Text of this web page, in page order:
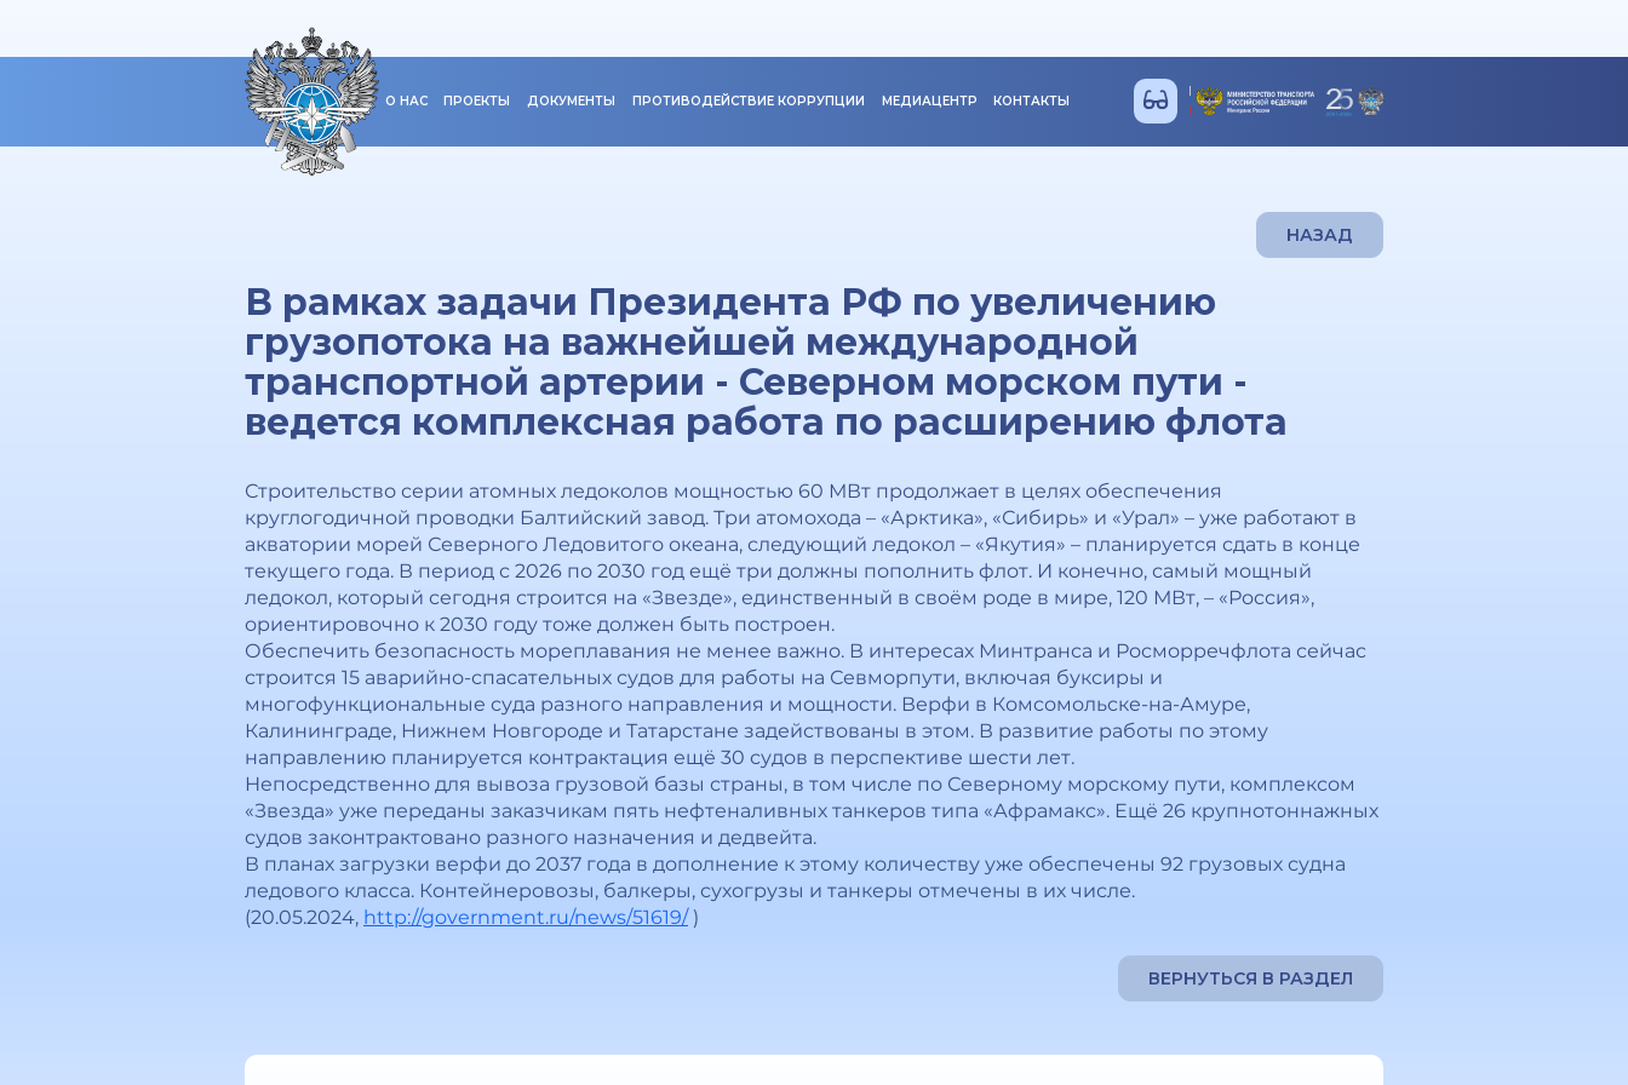
О НАС ПРОЕКТЫ ДОКУМЕНТЫ ПРОТИВОДЕЙСТВИЕ КОРРУПЦИИ МЕДИАЦЕНТР КОНТАКТЫ
НАЗАД
В рамках задачи Президента РФ по увеличению
грузопотока на важнейшей международной
транспортной артерии - Северном морском пути -
ведется комплексная работа по расширению флота
Строительство серии атомных ледоколов мощностью 60 МВт продолжает в целях обеспечения
круглогодичной проводки Балтийский завод. Три атомохода – «Арктика», «Сибирь» и «Урал» – уже работают в
акватории морей Северного Ледовитого океана, следующий ледокол – «Якутия» – планируется сдать в конце
текущего года. В период с 2026 по 2030 год ещё три должны пополнить флот. И конечно, самый мощный
ледокол, который сегодня строится на «Звезде», единственный в своём роде в мире, 120 МВт, – «Россия»,
ориентировочно к 2030 году тоже должен быть построен.
Обеспечить безопасность мореплавания не менее важно. В интересах Минтранса и Росморречфлота сейчас
строится 15 аварийно-спасательных судов для работы на Севморпути, включая буксиры и
многофункциональные суда разного направления и мощности. Верфи в Комсомольске-на-Амуре,
Калининграде, Нижнем Новгороде и Татарстане задействованы в этом. В развитие работы по этому
направлению планируется контрактация ещё 30 судов в перспективе шести лет.
Непосредственно для вывоза грузовой базы страны, в том числе по Северному морскому пути, комплексом
«Звезда» уже переданы заказчикам пять нефтеналивных танкеров типа «Афрамакс». Ещё 26 крупнотоннажных
судов законтрактовано разного назначения и дедвейта.
В планах загрузки верфи до 2037 года в дополнение к этому количеству уже обеспечены 92 грузовых судна
ледового класса. Контейнеровозы, балкеры, сухогрузы и танкеры отмечены в их числе.
(20.05.2024, http://government.ru/news/51619/)
ВЕРНУТЬСЯ В РАЗДЕЛ